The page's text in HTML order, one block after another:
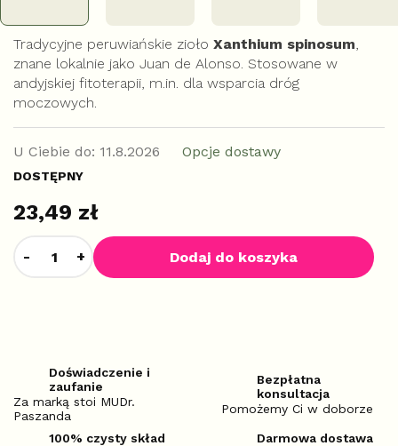
23,49 zł
DOSTĘPNY
U Ciebie do: 11.8.2026 Opcje dostawy
Dodaj do koszyka
Tradycyjne peruwiańskie zioło Xanthium spinosum,
znane lokalnie jako Juan de Alonso. Stosowane w
andyjskiej fitoterapii, m.in. dla wsparcia dróg
moczowych.
Doświadczenie i
zaufanie
Za marką stoi MUDr.
Paszanda
Bezpłatna
konsultacja
Pomożemy Ci w doborze
100% czysty skład
Darmowa dostawa